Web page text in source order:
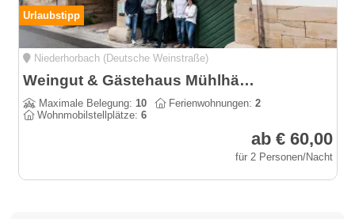
Urlaubstipp
Niederhorbach (Deutsche Weinstraße)
Weingut & Gästehaus Mühlhäuser an der südlichen Weinstraße
Maximale Belegung:10 Ferienwohnungen:2
Wohnmobilstellplätze:6
ab € 60,00
für 2 Personen/Nacht